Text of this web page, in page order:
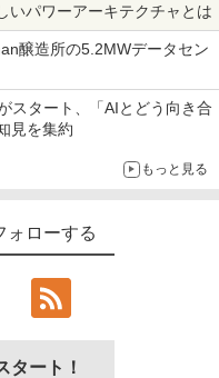
いパワーアーキテクチャとは
醸造所の5.2MWデータセン
スタート、「AIとどう向き合
見を集約
もっと見る
ォローする
タート！